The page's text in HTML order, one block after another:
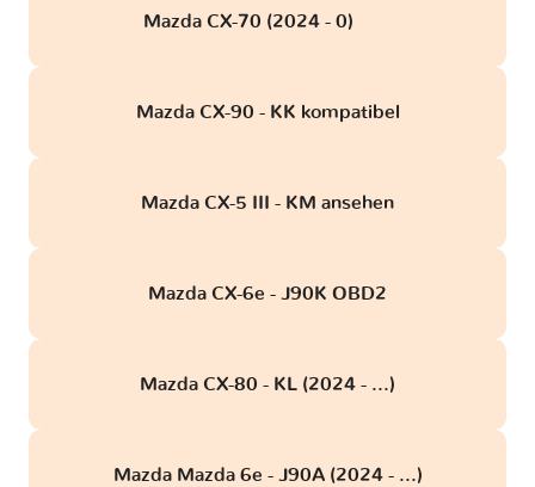
Mazda CX-70 (2024 - 0)
Mazda CX-90 - KK kompatibel
Mazda CX-5 III - KM ansehen
Mazda CX-6e - J90K OBD2
Mazda CX-80 - KL (2024 - ...)
Mazda Mazda 6e - J90A (2024 - ...)